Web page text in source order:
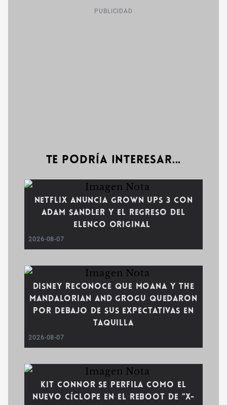
PUBLICIDAD
Te podría interesar...
Netflix anuncia Grown Ups 3 con
Adam Sandler y el regreso del
elenco original
2026-08-07
Disney reconoce que Moana y The
Mandalorian and Grogu quedaron
por debajo de sus expectativas en
taquilla
2026-08-07
Kit Connor se perfila como el
nuevo Cíclope en el reboot de “X-